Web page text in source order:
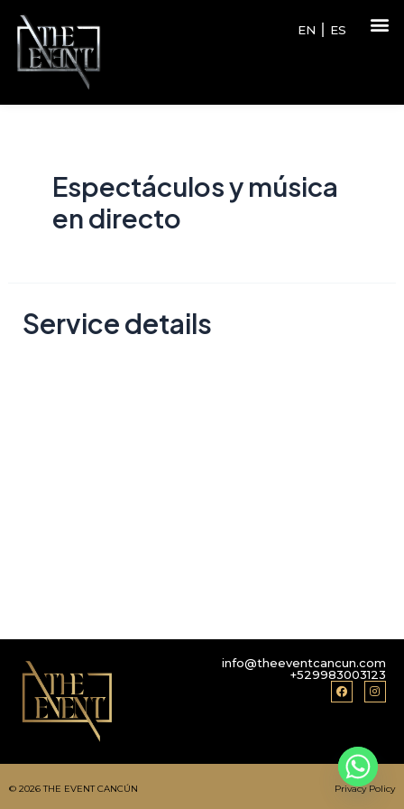
EN ES
Espectáculos y música
en directo
Service details
info@theeventcancun.com
+529983003123
© 2026 THE EVENT CANCÚN Privacy Policy